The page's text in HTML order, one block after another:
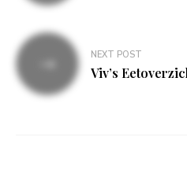
NEXT POST
Viv’s